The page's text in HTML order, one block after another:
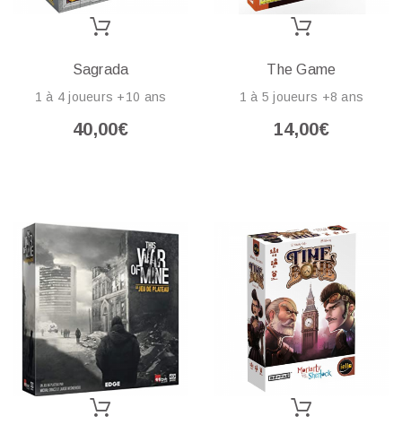
Sagrada
1 à 4 joueurs +10 ans
40,00€
The Game
1 à 5 joueurs +8 ans
14,00€